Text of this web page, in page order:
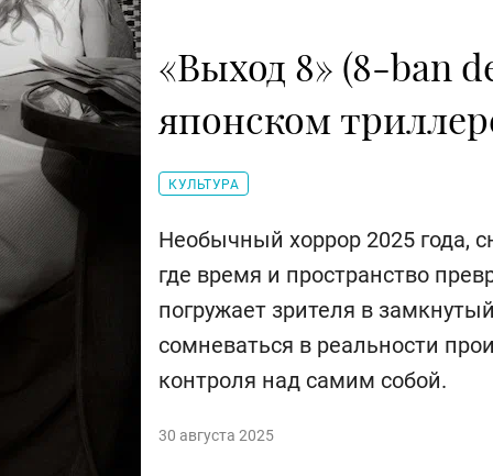
«Выход 8» (8-ban
японском
КУЛЬТУРА
Необычный хоррор 2025 года,
где время и пространство
погружает зрителя в
сомневаться в реальности
контроля над самим собой.
30 августа 2025